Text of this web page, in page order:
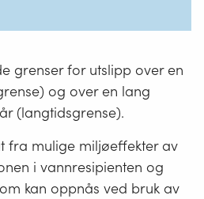
grenser for utslipp over en
og over en lang
(langtidsgrense).
fra mulige miljøeffekter av
i vannresipienten og
kan oppnås ved bruk av